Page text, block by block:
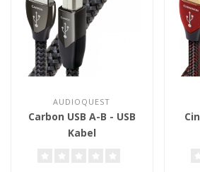
AUDIOQUEST
Carbon USB A-B - USB
Kabel